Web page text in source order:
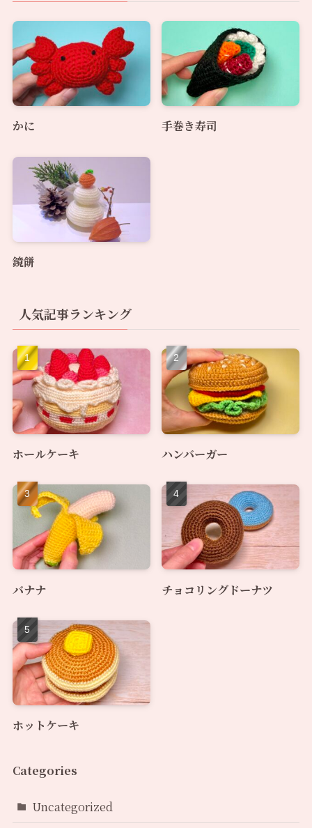
かに 手巻き寿司
鏡餅
人気記事ランキング
ホールケーキ ハンバーガー
バナナ チョコリングドーナツ
ホットケーキ
Categories
Uncategorized